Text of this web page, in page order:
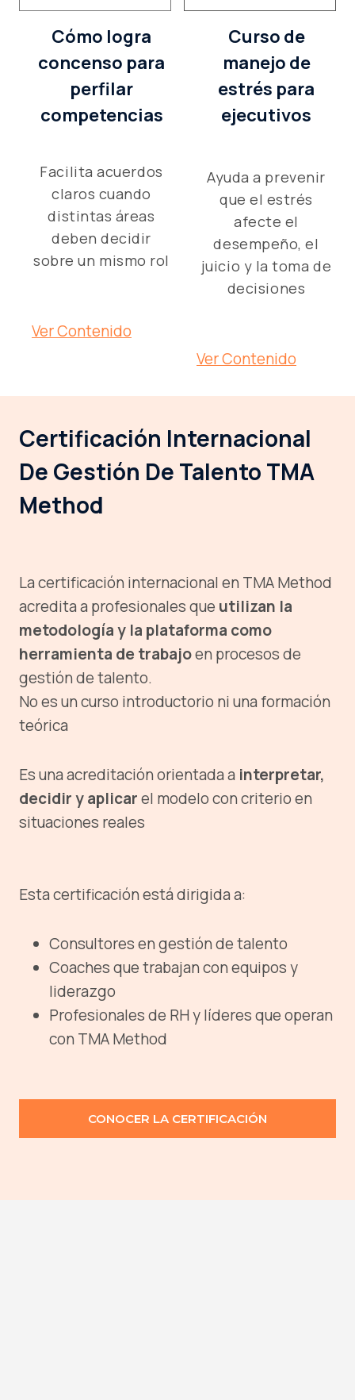
Cómo logra
concenso para
perfilar
competencias
Facilita acuerdos
claros cuando
distintas áreas
deben decidir
sobre un mismo rol
Ver Contenido
Curso de
manejo de
estrés para
ejecutivos
Ayuda a prevenir
que el estrés
afecte el
desempeño, el
juicio y la toma de
decisiones
Ver Contenido
Certificación Internacional
De Gestión De Talento TMA
Method
La certificación internacional en TMA Method
acredita a profesionales que utilizan la
metodología y la plataforma como
herramienta de trabajoen procesos de
gestión de talento.
No es un curso introductorio ni una formación
teórica
Es una acreditación orientada a interpretar,
decidir y aplicarel modelo con criterio en
situaciones reales
Esta certificación está dirigida a:
Consultores en gestión de talento
Coaches que trabajan con equipos y
liderazgo
Profesionales de RH y líderes que operan
con TMA Method
CONOCER LA CERTIFICACIÓN